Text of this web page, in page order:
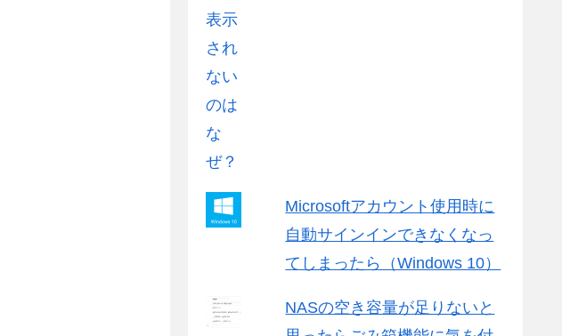
Microsoftアカウント使用時に
自動サインインできなくなっ
てしまったら（Windows 10）
NASの空き容量が足りないと